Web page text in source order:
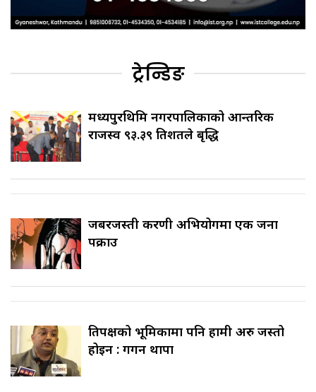
ट्रेन्डिङ
मध्यपुरथिमि नगरपालिकाको आन्तरिक
राजस्व ९३.३९ प्रतिशतले बृद्धि
जबरजस्ती करणी अभियोगमा एक जना
पक्राउ
प्रतिपक्षको भूमिकामा पनि हामी अरु जस्तो
होइन : गगन थापा